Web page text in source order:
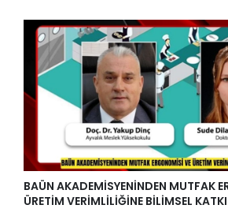
BAÜN AKADEMİSYENİNDEN MUTFAK
ÜRETİM VERİMLİLİĞİNE BİLİMSEL KATKI